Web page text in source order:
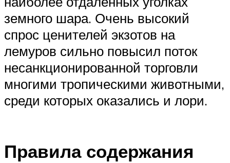
земного шара. Очень высокий
спрос ценителей экзотов на
лемуров сильно повысил поток
несанкционированной торговли
многими тропическими животными,
среди которых оказались и лори.
Правила содержания